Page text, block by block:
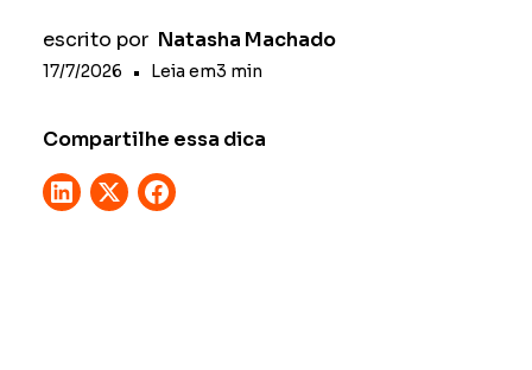
escrito por Natasha Machado
17/7/2026 • Leia em3 min
Compartilhe essa dica